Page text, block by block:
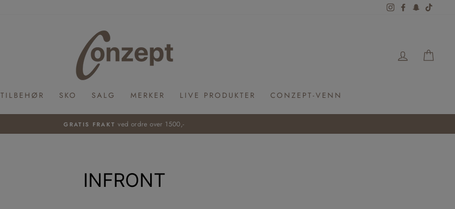
InstagramFacebookSnapchat
LOGG
TILBEHØR SKO SALG MERKER LIVE PRODUKTER CONZEPT-VENN
Pause
HENT GRATIS I BUTIKK
INFRONT